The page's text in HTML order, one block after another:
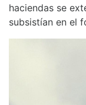
haciendas se
subsistían en el